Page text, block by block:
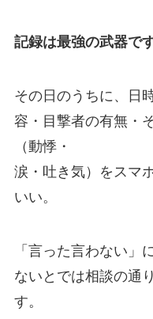
記録は最強の武器で
その日のうちに、日
容・目撃者の有無・
（動悸・
涙・吐き気）をスマ
いい。
「言った言わない」
ないとでは相談の通
す。